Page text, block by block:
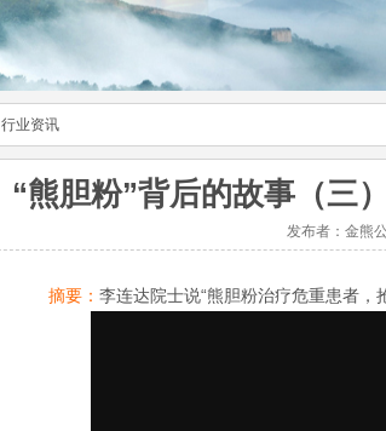
行业资讯
“熊胆粉”背后的故事（
发布者：金熊
摘要： 李连达院士说“熊胆粉治疗危重患者，